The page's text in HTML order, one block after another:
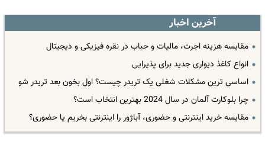
آخرین اخبار
مقایسه هزینه اجرت، مالیات و حباب در نقره فیزیکی و دیجیتال
انواع کاغذ دیواری جدید برای پذیرایی
اساسی ترین مشکلات شغلی یک تریدر چیست؟ اول بخون بعد تریدر شو
چرا بلوکارت آلمان در سال 2024 بهترین انتخاب است؟
مقایسه خرید اینترنتی و حضوری، آباژور را اینترنتی بخریم یا حضوری؟